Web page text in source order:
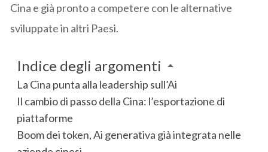
Cina e già pronto a competere con le alternative
sviluppate in altri Paesi.
Indice degli argomenti
La Cina punta alla leadership sull’Ai
Il cambio di passo della Cina: l’esportazione di
piattaforme
Boom dei token, Ai generativa già integrata nelle